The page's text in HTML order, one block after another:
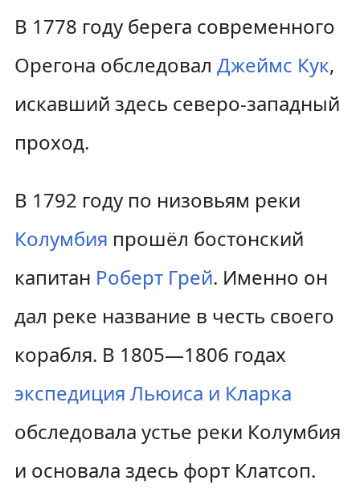
В 1778 году берега современного
Орегона обследовал Джеймс Кук,
искавший здесь северо-западный
проход.
В 1792 году по низовьям реки
Колумбия прошёл бостонский
капитан Роберт Грей. Именно он
дал реке название в честь своего
корабля. В 1805—1806 годах
экспедиция Льюиса и Кларка
обследовала устье реки Колумбия
и основала здесь форт Клатсоп.